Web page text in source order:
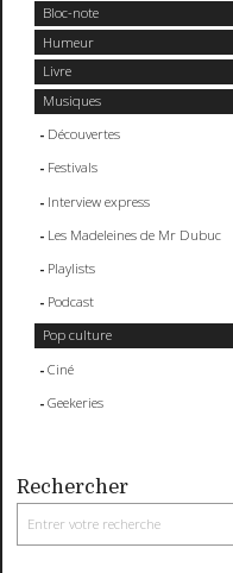
Bloc-note
Humeur
Livre
Musiques
Découvertes
Festivals
Interview express
Les Madeleines de Mr Dubuc
Playlists
Podcast
Pop culture
Ciné
Geekeries
Rechercher